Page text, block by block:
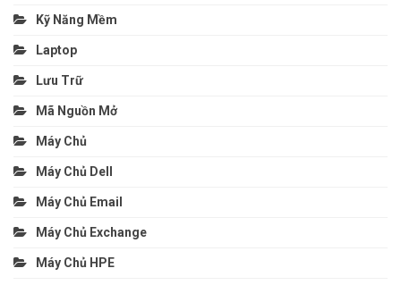
Kỹ Năng Mềm
Laptop
Lưu Trữ
Mã Nguồn Mở
Máy Chủ
Máy Chủ Dell
Máy Chủ Email
Máy Chủ Exchange
Máy Chủ HPE